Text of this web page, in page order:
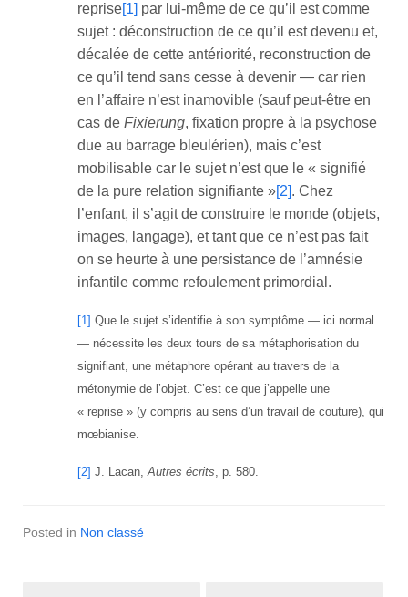
reprise[1] par lui-même de ce qu’il est comme
sujet : déconstruction de ce qu’il est devenu et,
décalée de cette antériorité, reconstruction de
ce qu’il tend sans cesse à devenir ― car rien
en l’affaire n’est inamovible (sauf peut-être en
cas de Fixierung, fixation propre à la psychose
due au barrage bleulérien), mais c’est
mobilisable car le sujet n’est que le « signifié
de la pure relation signifiante »[2]. Chez
l’enfant, il s’agit de construire le monde (objets,
images, langage), et tant que ce n’est pas fait
on se heurte à une persistance de l’amnésie
infantile comme refoulement primordial.
[1] Que le sujet s’identifie à son symptôme ― ici normal
― nécessite les deux tours de sa métaphorisation du
signifiant, une métaphore opérant au travers de la
métonymie de l’objet. C’est ce que j’appelle une
« reprise » (y compris au sens d’un travail de couture), qui
mœbianise.
[2] J. Lacan,Autres écrits, p. 580.
Posted in Non classé